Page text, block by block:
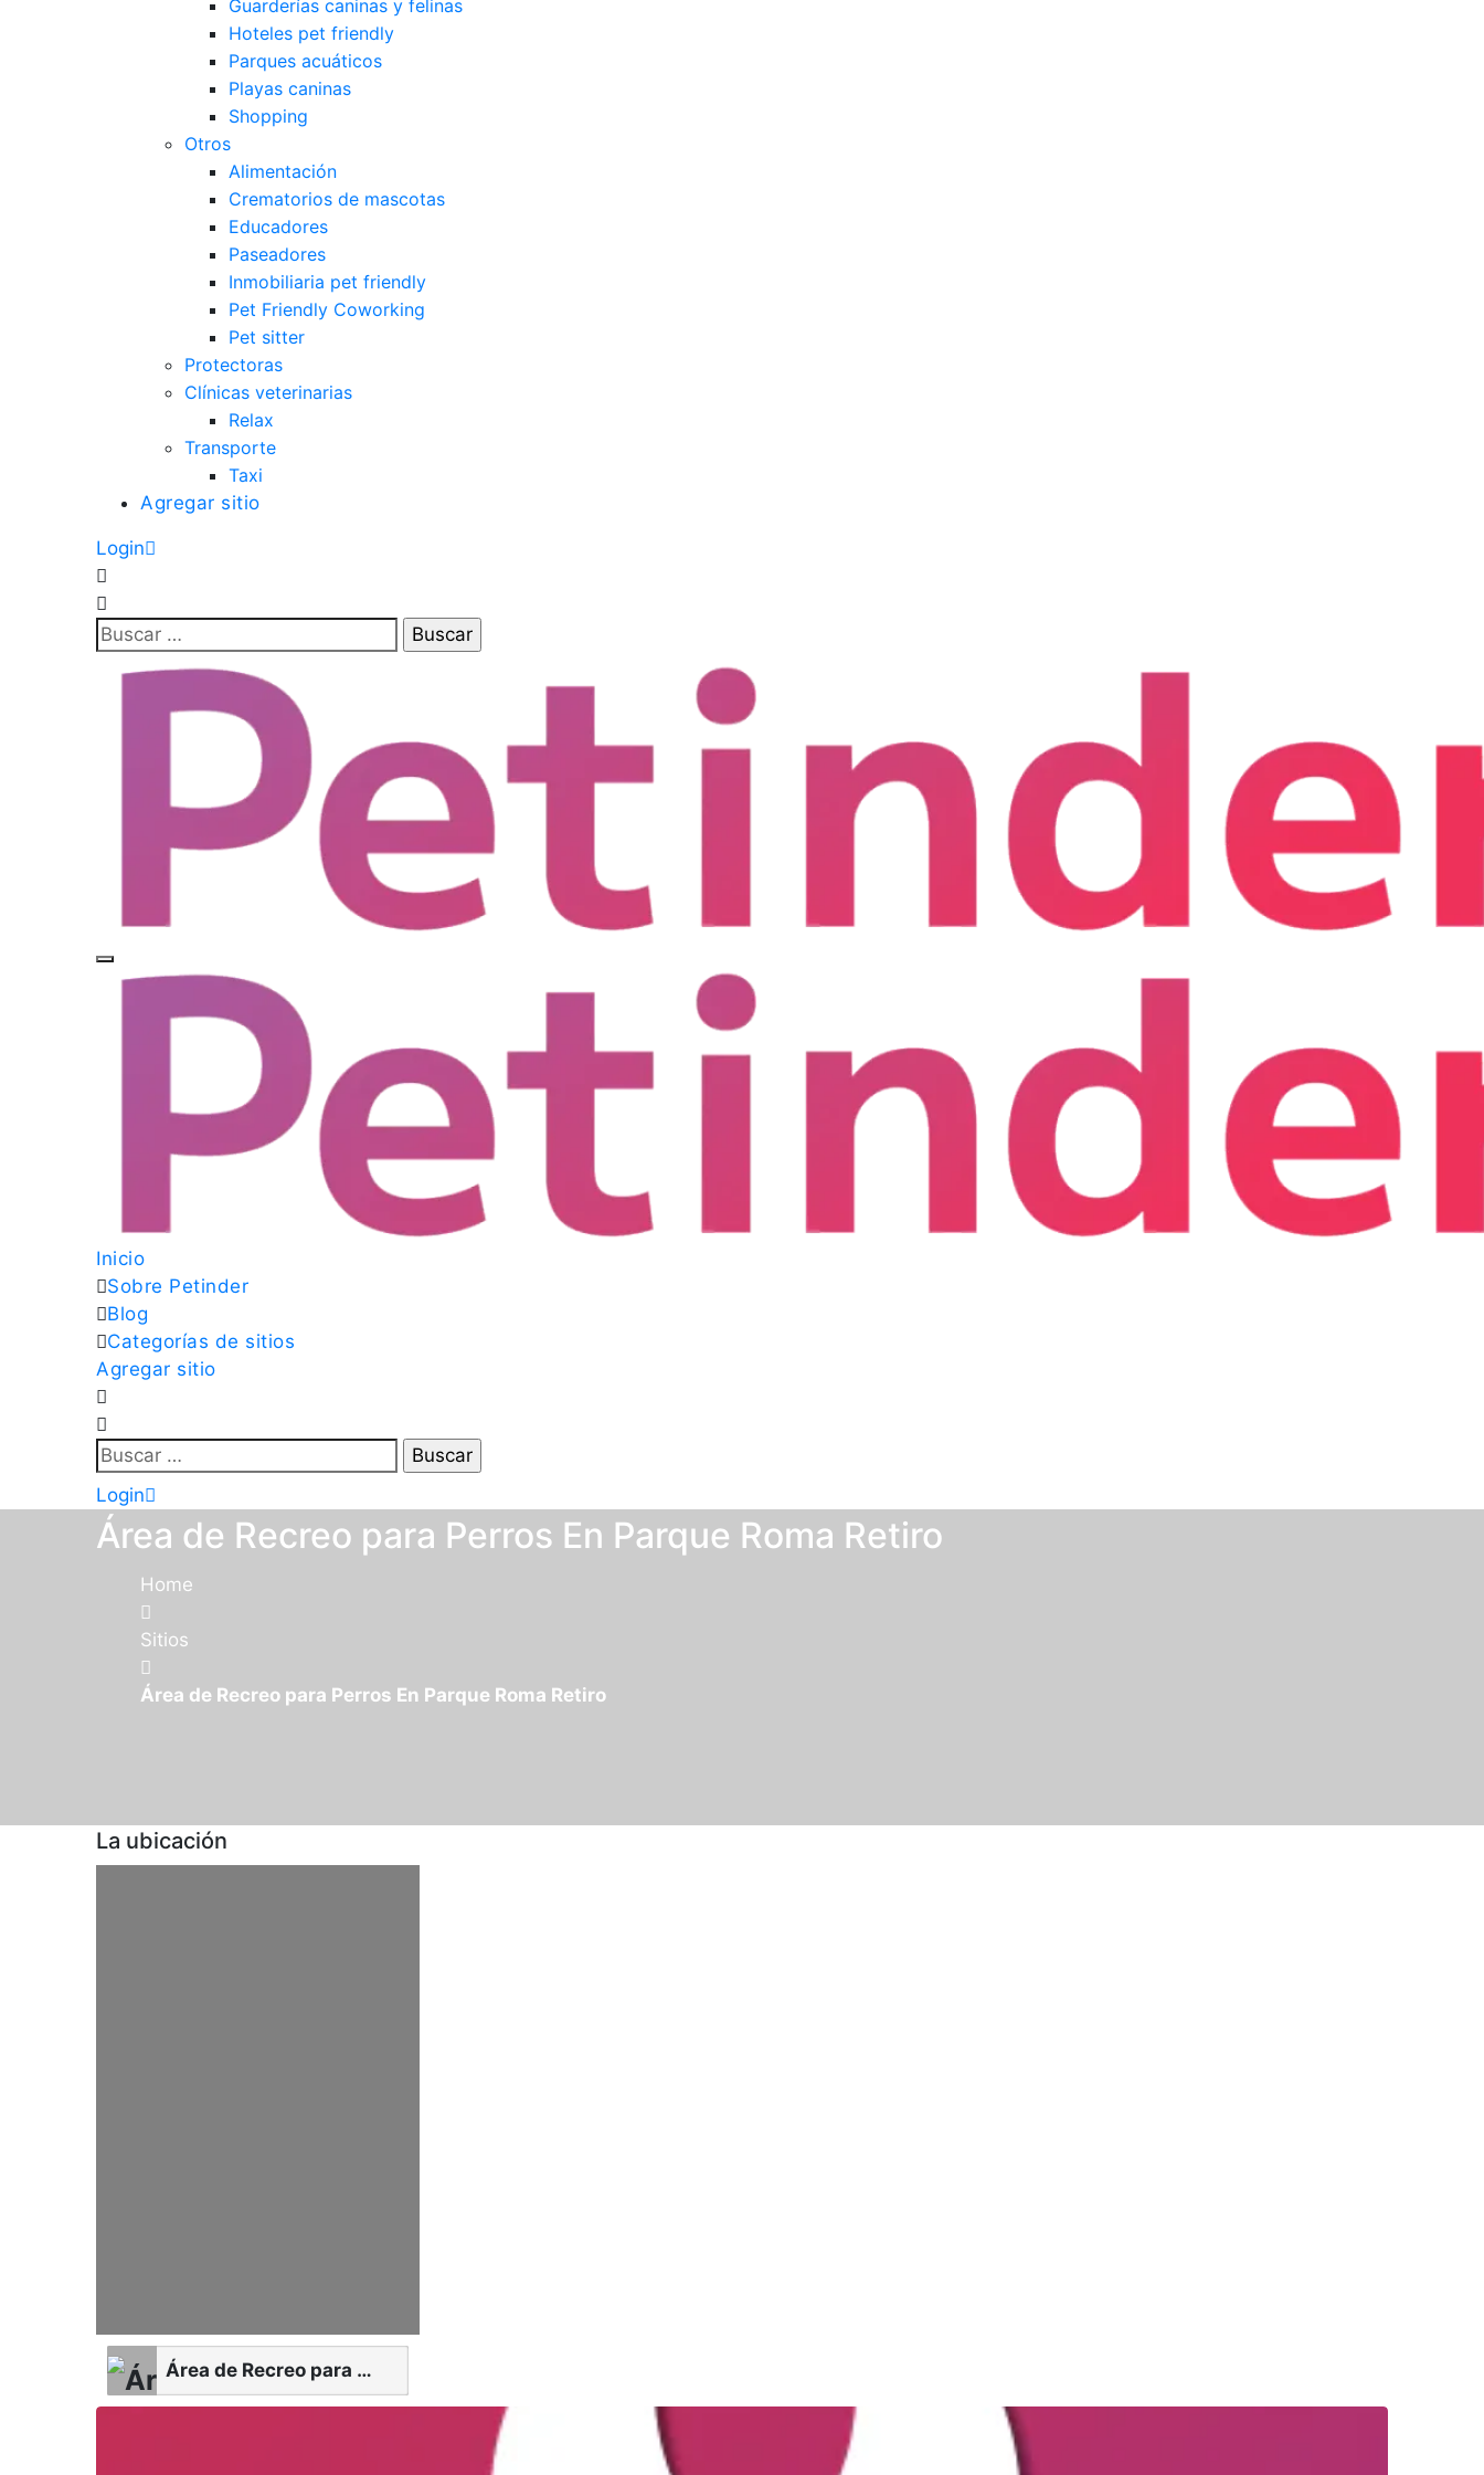
Guarderías caninas y felinas
Hoteles pet friendly
Parques acuáticos
Playas caninas
Shopping
Otros
Alimentación
Crematorios de mascotas
Educadores
Paseadores
Inmobiliaria pet friendly
Pet Friendly Coworking
Pet sitter
Protectoras
Clínicas veterinarias
Relax
Transporte
Taxi
Agregar sitio
Login
Buscar:
Inicio
Sobre Petinder
Blog
Categorías de sitios
Agregar sitio
Buscar:
Login
Área de Recreo para Perros En Parque Roma Retiro
Home
Sitios
Área de Recreo para Perros En Parque Roma Retiro
La ubicación
Área de Recreo para Perros (AEP)